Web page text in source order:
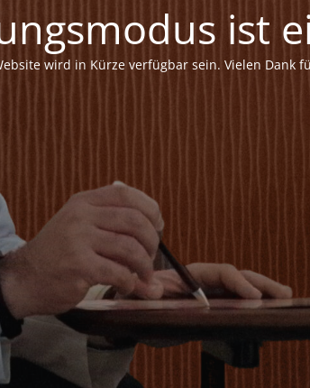
ist
wird in Kürze verfügbar sein. Vielen Dank